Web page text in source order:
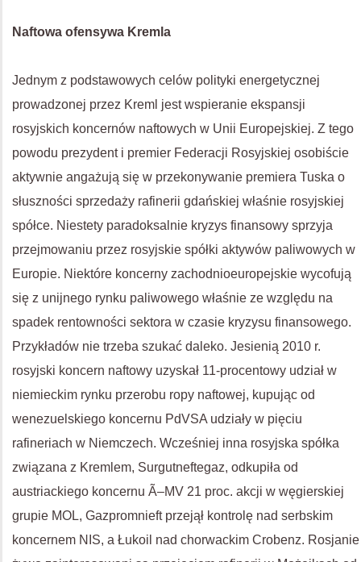
Naftowa ofensywa Kremla
Jednym z podstawowych celów polityki energetycznej
prowadzonej przez Kreml jest wspieranie ekspansji
rosyjskich koncernów naftowych w Unii Europejskiej. Z tego
powodu prezydent i premier Federacji Rosyjskiej osobiście
aktywnie angażują się w przekonywanie premiera Tuska o
słuszności sprzedaży rafinerii gdańskiej właśnie rosyjskiej
spółce. Niestety paradoksalnie kryzys finansowy sprzyja
przejmowaniu przez rosyjskie spółki aktywów paliwowych w
Europie. Niektóre koncerny zachodnioeuropejskie wycofują
się z unijnego rynku paliwowego właśnie ze względu na
spadek rentowności sektora w czasie kryzysu finansowego.
Przykładów nie trzeba szukać daleko. Jesienią 2010 r.
rosyjski koncern naftowy uzyskał 11-procentowy udział w
niemieckim rynku przerobu ropy naftowej, kupując od
wenezuelskiego koncernu PdVSA udziały w pięciu
rafineriach w Niemczech. Wcześniej inna rosyjska spółka
związana z Kremlem, Surgutneftegaz, odkupiła od
austriackiego koncernu Ã–MV 21 proc. akcji w węgierskiej
grupie MOL, Gazpromnieft przejął kontrolę nad serbskim
koncernem NIS, a Łukoil nad chorwackim Crobenz. Rosjanie